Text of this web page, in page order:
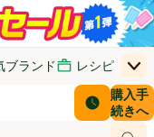
ブランド レシピ
ウで開く)
上
配送日時
購入手
続きへ
お客さ
￥0